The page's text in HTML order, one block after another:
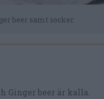
beer samt socker.
Ginger beer är kalla.